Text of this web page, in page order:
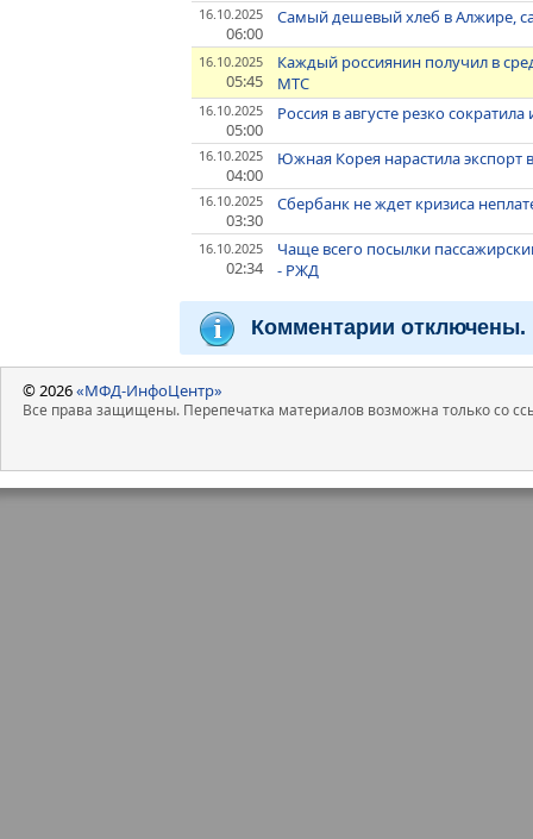
16.10.2025
06:00
Самый дешевый хлеб в Алжире,
16.10.2025
05:45
Каждый россиянин получил в
МТС
16.10.2025
05:00
Россия в августе резко
16.10.2025
04:00
Южная Корея нарастила экспорт
16.10.2025
03:30
Сбербанк не ждет кризиса
16.10.2025
02:34
Чаще всего посылки
- РЖД
Комментарии отключены.
© 2026«МФД-ИнфоЦентр»
Все права защищены. Перепечатка материалов возможна только со